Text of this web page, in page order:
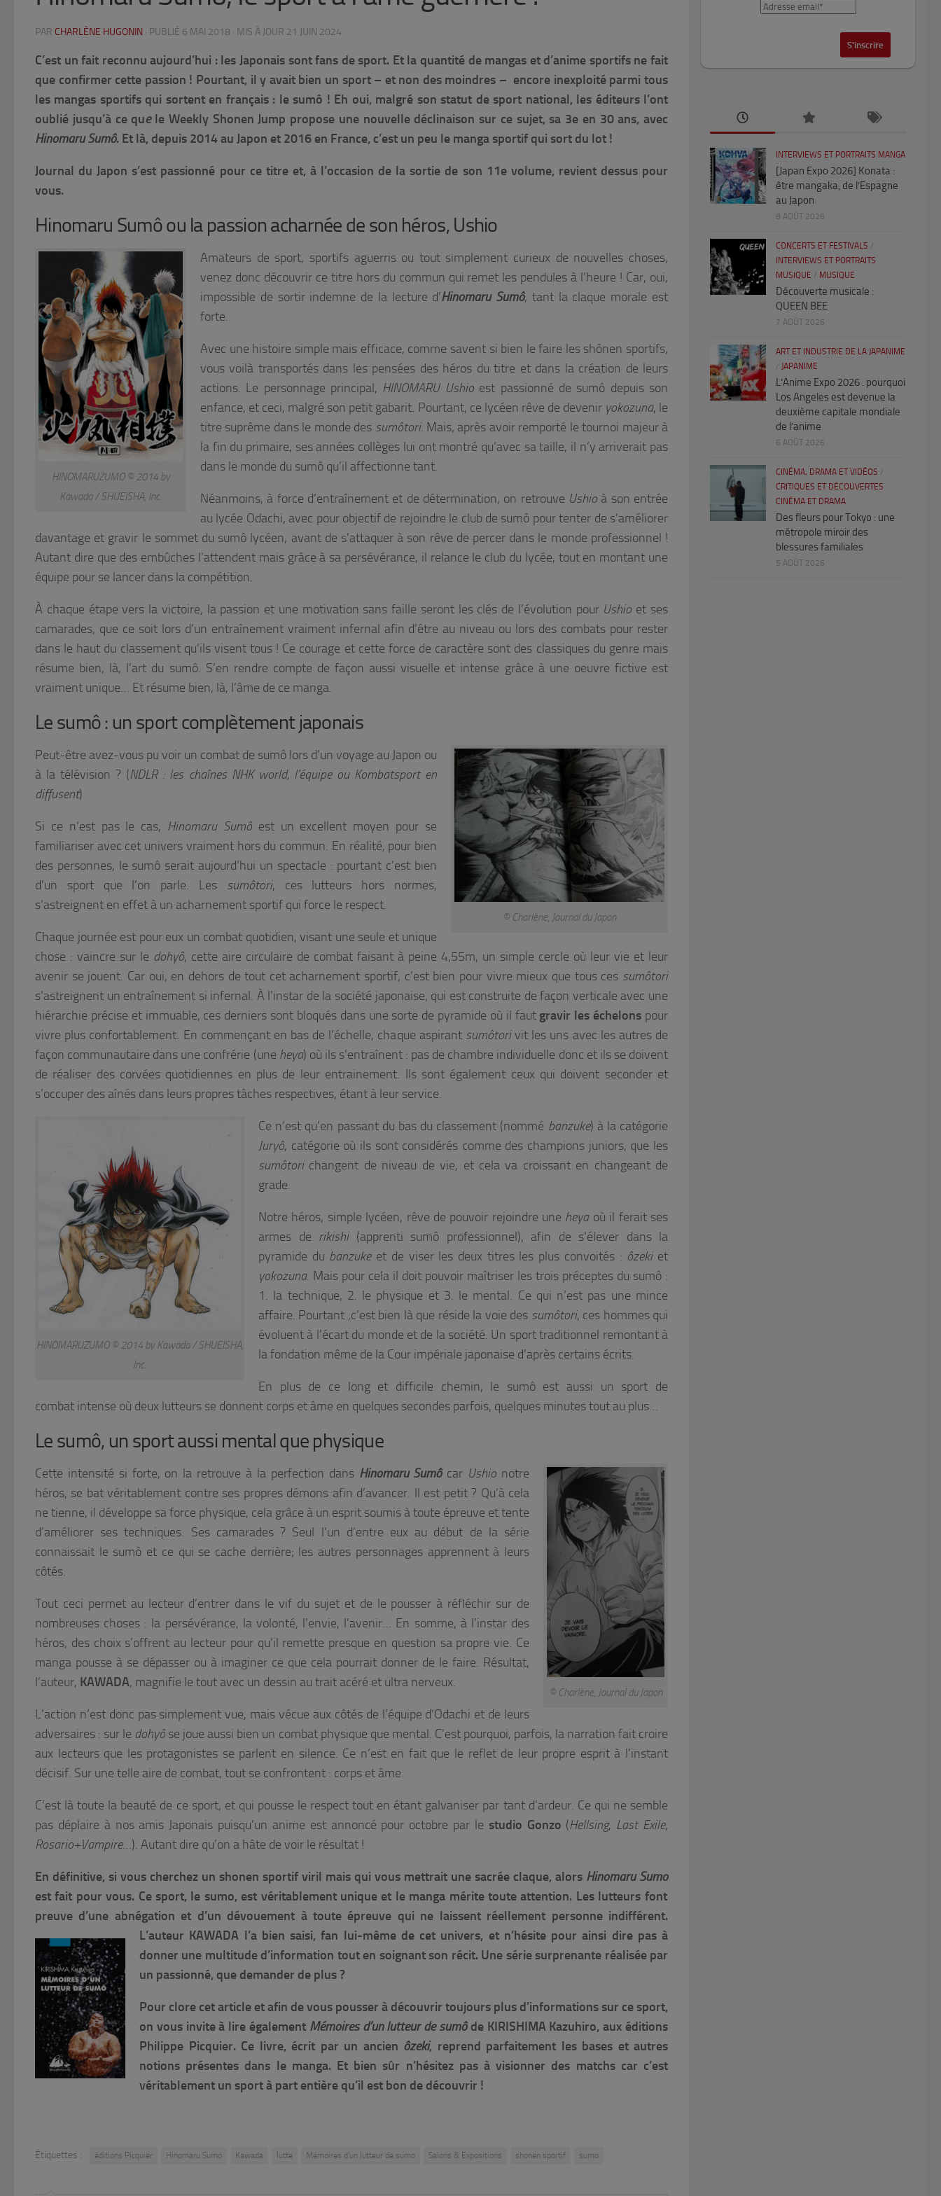
PAR CHARLÈNE HUGONIN · PUBLIÉ 6 MAI 2018 · MIS À JOUR 21 JUIN 2024
C’est un fait reconnu aujourd’hui : les Japonais sont fans de sport. Et la quantité de mangas et d’anime sportifs ne fait
que confirmer cette passion ! Pourtant, il y avait bien un sport – et non des moindres – encore inexploité parmi tous
les mangas sportifs qui sortent en français : le sumô ! Eh oui, malgré son statut de sport national, les éditeurs l’ont
oublié jusqu’à ce que le Weekly Shonen Jump propose une nouvelle déclinaison sur ce sujet, sa 3e en 30 ans, avec
Hinomaru Sumô. Et là, depuis 2014 au Japon et 2016 en France, c’est un peu le manga sportif qui sort du lot !
Journal du Japon s’est passionné pour ce titre et, à l’occasion de la sortie de son 11e volume, revient dessus pour
vous.
Hinomaru Sumô ou la passion acharnée de son héros, Ushio
HINOMARUZUMO © 2014 by
Kawada / SHUEISHA, Inc.
Amateurs de sport, sportifs aguerris ou tout simplement curieux de nouvelles choses,
venez donc découvrir ce titre hors du commun qui remet les pendules à l’heure ! Car, oui,
impossible de sortir indemne de la lecture d’Hinomaru Sumô, tant la claque morale est
forte.
Avec une histoire simple mais efficace, comme savent si bien le faire les shônen sportifs,
vous voilà transportés dans les pensées des héros du titre et dans la création de leurs
actions. Le personnage principal, HINOMARU Ushioest passionné de sumô depuis son
enfance, et ceci, malgré son petit gabarit. Pourtant, ce lycéen rêve de devenir yokozuna, le
titre suprême dans le monde des sumôtori. Mais, après avoir remporté le tournoi majeur à
la fin du primaire, ses années collèges lui ont montré qu’avec sa taille, il n’y arriverait pas
dans le monde du sumô qu’il affectionne tant.
Néanmoins, à force d’entraînement et de détermination, on retrouve Ushio à son entrée
au lycée Odachi, avec pour objectif de rejoindre le club de sumô pour tenter de s’améliorer
davantage et gravir le sommet du sumô lycéen, avant de s’attaquer à son rêve de percer dans le monde professionnel !
Autant dire que des embûches l’attendent mais grâce à sa persévérance, il relance le club du lycée, tout en montant une
équipe pour se lancer dans la compétition.
À chaque étape vers la victoire, la passion et une motivation sans faille seront les clés de l’évolution pour Ushio et ses
camarades, que ce soit lors d’un entraînement vraiment infernal afin d’être au niveau ou lors des combats pour rester
dans le haut du classement qu’ils visent tous ! Ce courage et cette force de caractère sont des classiques du genre mais
résume bien, là, l’art du sumô. S’en rendre compte de façon aussi visuelle et intense grâce à une oeuvre fictive est
vraiment unique… Et résume bien, là, l’âme de ce manga.
Le sumô : un sport complètement japonais
© Charlène, Journal du Japon
Peut-être avez-vous pu voir un combat de sumô lors d’un voyage au Japon ou
à la télévision ? (NDLR : les chaînes NHK world, l’équipe ou Kombatsport en
diffusent)
Si ce n’est pas le cas, Hinomaru Sumôest un excellent moyen pour se
familiariser avec cet univers vraiment hors du commun. En réalité, pour bien
des personnes, le sumô serait aujourd’hui un spectacle : pourtant c’est bien
d’un sport que l’on parle. Les sumôtori, ces lutteurs hors normes,
s’astreignent en effet à un acharnement sportif qui force le respect.
Chaque journée est pour eux un combat quotidien, visant une seule et unique
chose : vaincre sur le dohyô, cette aire circulaire de combat faisant à peine 4,55m, un simple cercle où leur vie et leur
avenir se jouent. Car oui, en dehors de tout cet acharnement sportif, c’est bien pour vivre mieux que tous ces sumôtori
s’astreignent un entraînement si infernal. À l’instar de la société japonaise, qui est construite de façon verticale avec une
hiérarchie précise et immuable, ces derniers sont bloqués dans une sorte de pyramide où il faut gravir les échelons pour
vivre plus confortablement. En commençant en bas de l’échelle, chaque aspirant sumôtorivit les uns avec les autres de
façon communautaire dans une confrérie (une heya) où ils s’entraînent : pas de chambre individuelle donc et ils se doivent
de réaliser des corvées quotidiennes en plus de leur entrainement. Ils sont également ceux qui doivent seconder et
s’occuper des aînés dans leurs propres tâches respectives, étant à leur service.
HINOMARUZUMO © 2014 by Kawada / SHUEISHA,
Inc.
Ce n’est qu’en passant du bas du classement (nommé banzuke) à la catégorie
Juryô, catégorie où ils sont considérés comme des champions juniors, que les
sumôtorichangent de niveau de vie, et cela va croissant en changeant de
grade.
Notre héros, simple lycéen, rêve de pouvoir rejoindre une heyaoù il ferait ses
armes de rikishi(apprenti sumô professionnel), afin de s’élever dans la
pyramide du banzuke et de viser les deux titres les plus convoités : ôzekiet
yokozuna. Mais pour cela il doit pouvoir maîtriser les trois préceptes du sumô :
1. la technique, 2. le physique et 3. le mental. Ce qui n’est pas une mince
affaire. Pourtant ,c’est bien là que réside la voie des sumôtori, ces hommes qui
évoluent à l’écart du monde et de la société. Un sport traditionnel remontant à
la fondation même de la Cour impériale japonaise d’après certains écrits.
En plus de ce long et difficile chemin, le sumô est aussi un sport de
combat intense où deux lutteurs se donnent corps et âme en quelques secondes parfois, quelques minutes tout au plus…
Le sumô, un sport aussi mental que physique
© Charlène, Journal du Japon
Cette intensité si forte, on la retrouve à la perfection dans Hinomaru Sumôcar Ushio notre
héros, se bat véritablement contre ses propres démons afin d’avancer. Il est petit ? Qu’à cela
ne tienne, il développe sa force physique, cela grâce à un esprit soumis à toute épreuve et tente
d’améliorer ses techniques. Ses camarades ? Seul l’un d’entre eux au début de la série
connaissait le sumô et ce qui se cache derrière; les autres personnages apprennent à leurs
côtés.
Tout ceci permet au lecteur d’entrer dans le vif du sujet et de le pousser à réfléchir sur de
nombreuses choses : la persévérance, la volonté, l’envie, l’avenir… En somme, à l’instar des
héros, des choix s’offrent au lecteur pour qu’il remette presque en question sa propre vie. Ce
manga pousse à se dépasser ou à imaginer ce que cela pourrait donner de le faire. Résultat,
l’auteur, KAWADA, magnifie le tout avec un dessin au trait acéré et ultra nerveux.
L’action n’est donc pas simplement vue, mais vécue aux côtés de l’équipe d’Odachi et de leurs
adversaires : sur le dohyô se joue aussi bien un combat physique que mental. C’est pourquoi, parfois, la narration fait croire
aux lecteurs que les protagonistes se parlent en silence. Ce n’est en fait que le reflet de leur propre esprit à l’instant
décisif. Sur une telle aire de combat, tout se confrontent : corps et âme.
C’est là toute la beauté de ce sport, et qui pousse le respect tout en étant galvaniser par tant d’ardeur. Ce qui ne semble
pas déplaire à nos amis Japonais puisqu’un anime est annoncé pour octobre par le studio Gonzo (Hellsing, Last Exile,
Rosario+Vampire…). Autant dire qu’on a hâte de voir le résultat !
En définitive, si vous cherchez un shonen sportif viril mais qui vous mettrait une sacrée claque, alors Hinomaru Sumo
est fait pour vous. Ce sport, le sumo, est véritablement unique et le manga mérite toute attention. Les lutteurs font
preuve d’une abnégation et d’un dévouement à toute épreuve qui ne laissent réellement personne indifférent.
L’auteur KAWADA l’a bien saisi, fan lui-même de cet univers, et n’hésite pour ainsi dire pas à
donner une multitude d’information tout en soignant son récit. Une série surprenante réalisée par
un passionné, que demander de plus ?
Pour clore cet article et afin de vous pousser à découvrir toujours plus d’informations sur ce sport,
on vous invite à lire également Mémoires d’un lutteur de sumôde KIRISHIMA Kazuhiro, aux éditions
Philippe Picquier. Ce livre, écrit par un ancien ôzeki, reprend parfaitement les bases et autres
notions présentes dans le manga. Et bien sûr n’hésitez pas à visionner des matchs car c’est
véritablement un sport à part entière qu’il est bon de découvrir !
Étiquettes : éditions Picquier Hinomaru Sumo Kawada lutte Mémoires d'un lutteur de sumo Salons & Expositions shonen sportif sumo
INTERVIEWS ET PORTRAITS MANGA
[Japan Expo 2026] Konata :
être mangaka, de l’Espagne
au Japon
8 AOÛT 2026
CONCERTS ET FESTIVALS /
INTERVIEWS ET PORTRAITS
MUSIQUE / MUSIQUE
Découverte musicale :
QUEEN BEE
7 AOÛT 2026
ART ET INDUSTRIE DE LA JAPANIME
/ JAPANIME
L’Anime Expo 2026 : pourquoi
Los Angeles est devenue la
deuxième capitale mondiale
de l’anime
6 AOÛT 2026
CINÉMA, DRAMA ET VIDÉOS /
CRITIQUES ET DÉCOUVERTES
CINÉMA ET DRAMA
Des fleurs pour Tokyo : une
métropole miroir des
blessures familiales
5 AOÛT 2026